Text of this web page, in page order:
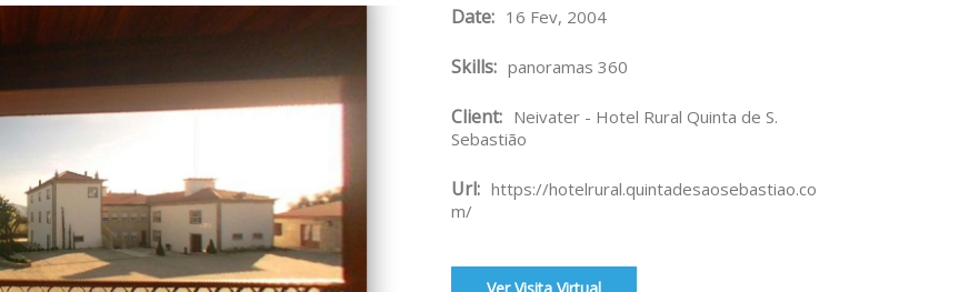
Date: 16 Fev, 2004
Skills: panoramas 360
Client: Neivater - Hotel Rural Quinta de S.
Sebastião
Url: https://hotelrural.quintadesaosebastiao.co
m/